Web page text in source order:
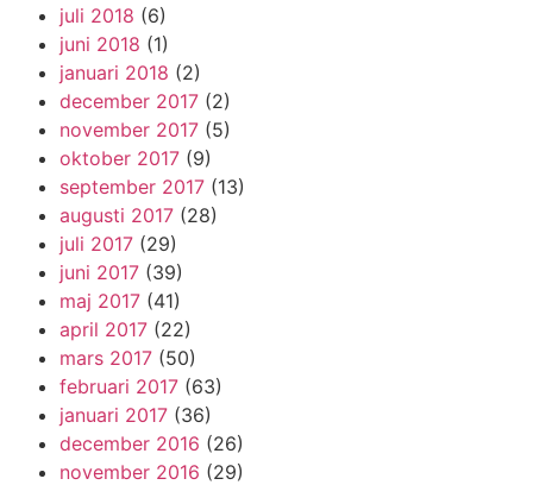
juli 2018 (6)
juni 2018 (1)
januari 2018 (2)
december 2017 (2)
november 2017 (5)
oktober 2017 (9)
september 2017 (13)
augusti 2017 (28)
juli 2017 (29)
juni 2017 (39)
maj 2017 (41)
april 2017 (22)
mars 2017 (50)
februari 2017 (63)
januari 2017 (36)
december 2016 (26)
november 2016 (29)